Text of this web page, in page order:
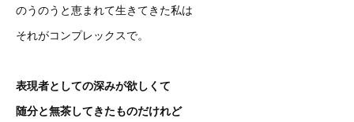
のうのうと恵まれて生きてきた私は
それがコンプレックスで。
表現者としての深みが欲しくて
随分と無茶してきたものだけれど